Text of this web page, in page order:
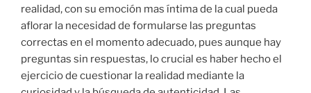
realidad, con su emoción mas íntima de la cual pueda
aflorar la necesidad de formularse las preguntas
correctas en el momento adecuado, pues aunque hay
preguntas sin respuestas, lo crucial es haber hecho el
ejercicio de cuestionar la realidad mediante la